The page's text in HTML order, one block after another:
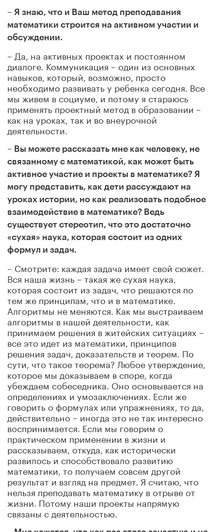
– Я знаю, что и Ваш метод преподавания
математики строится на активном участии и
обсуждении.
– Да, на активных проектах и постоянном
диалоге. Коммуникация – один из основных
навыков, который, возможно, просто
необходимо развивать у ребенка сегодня. Все
мы живем в социуме, и потому я стараюсь
применять проектный метод в образовании –
как на уроках, так и во внеурочной
деятельности.
– Вы можете рассказать мне как человеку, не
связанному с математикой, как может быть
активное участие и проекты в математике? Я
могу представить, как дети рассуждают на
уроках истории, но как реализовать подобное
взаимодействие в математике? Ведь
существует стереотип, что это достаточно
«сухая» наука, которая состоит из одних
формул и задач.
– Смотрите: каждая задача имеет свой сюжет.
Вся наша жизнь – такая же сухая наука,
которая состоит из задач, что решаются по
тем же принципам, что и в математике.
Алгоритмы не меняются. Как мы выстраиваем
алгоритмы в нашей деятельности, как
принимаем решения в житейских ситуациях –
все это идет из математики, принципов
решения задач, доказательств и теорем. По
сути, что такое теорема? Любое утверждение,
которое мы доказываем в споре, когда
убеждаем собеседника. Оно основывается на
определениях и умозаключениях. Если же
говорить о формулах или упражнениях, то да,
действительно – иногда это не так интересно
воспринимается. Если мы говорим о
практическом применении в жизни и
рассказываем, откуда, как исторически
развилось и способствовало развитию
математики, то получаем совсем другой
результат и взгляд на предмет. Я считаю, что
нельзя преподавать математику в отрыве от
жизни. Потому наши проекты напрямую
связаны с деятельностью.